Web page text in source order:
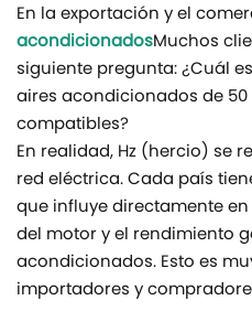
En la exportación y el
acondicionadosMuchos
siguiente pregunta: ¿Cuál
aires acondicionados de 50
compatibles?
En realidad, Hz (hercio) se
red eléctrica. Cada país
que influye directamente
del motor y el rendimiento
acondicionados. Esto es
importadores y